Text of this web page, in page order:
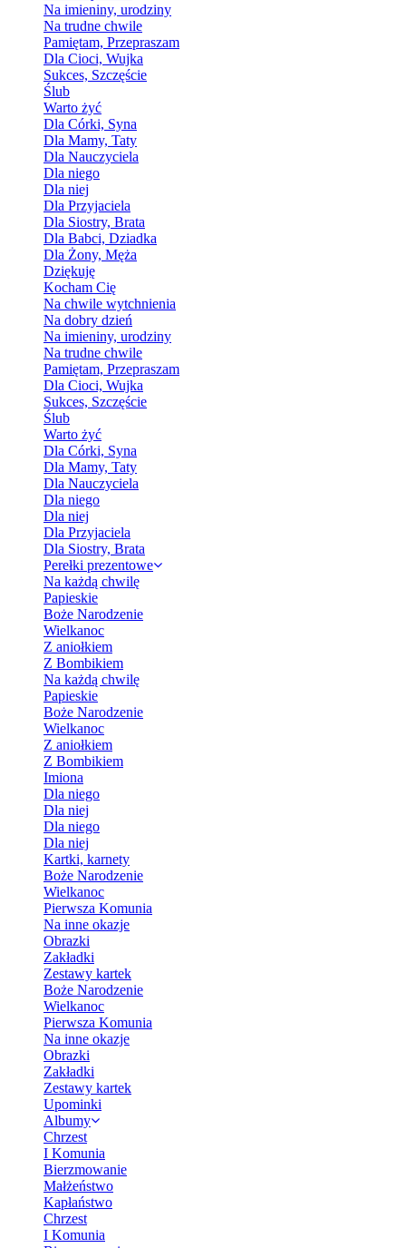
Na imieniny, urodziny
Na trudne chwile
Pamiętam, Przepraszam
Dla Cioci, Wujka
Sukces, Szczęście
Ślub
Warto żyć
Dla Córki, Syna
Dla Mamy, Taty
Dla Nauczyciela
Dla niego
Dla niej
Dla Przyjaciela
Dla Siostry, Brata
Dla Babci, Dziadka
Dla Żony, Męża
Dziękuję
Kocham Cię
Na chwile wytchnienia
Na dobry dzień
Na imieniny, urodziny
Na trudne chwile
Pamiętam, Przepraszam
Dla Cioci, Wujka
Sukces, Szczęście
Ślub
Warto żyć
Dla Córki, Syna
Dla Mamy, Taty
Dla Nauczyciela
Dla niego
Dla niej
Dla Przyjaciela
Dla Siostry, Brata
Perełki prezentowe
Na każdą chwilę
Papieskie
Boże Narodzenie
Wielkanoc
Z aniołkiem
Z Bombikiem
Na każdą chwilę
Papieskie
Boże Narodzenie
Wielkanoc
Z aniołkiem
Z Bombikiem
Imiona
Dla niego
Dla niej
Dla niego
Dla niej
Kartki, karnety
Boże Narodzenie
Wielkanoc
Pierwsza Komunia
Na inne okazje
Obrazki
Zakładki
Zestawy kartek
Boże Narodzenie
Wielkanoc
Pierwsza Komunia
Na inne okazje
Obrazki
Zakładki
Zestawy kartek
Upominki
Albumy
Chrzest
I Komunia
Bierzmowanie
Małżeństwo
Kapłaństwo
Chrzest
I Komunia